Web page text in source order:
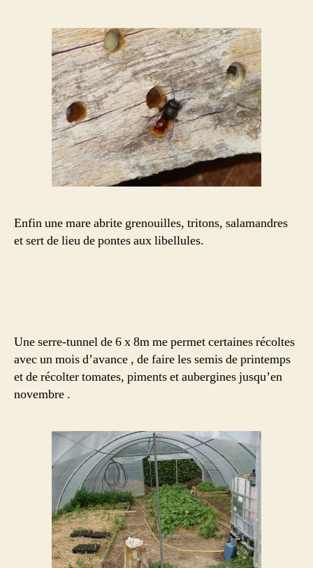
Enfin une mare abrite grenouilles, tritons, salamandres
et sert de lieu de pontes aux libellules.
Une serre-tunnel de 6 x 8m me permet certaines récoltes
avec un mois d’avance , de faire les semis de printemps
et de récolter tomates, piments et aubergines jusqu’en
novembre .